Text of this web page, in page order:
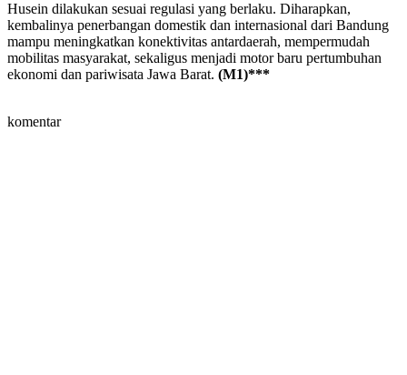
Husein dilakukan sesuai regulasi yang berlaku. Diharapkan,
kembalinya penerbangan domestik dan internasional dari Bandung
mampu meningkatkan konektivitas antardaerah, mempermudah
mobilitas masyarakat, sekaligus menjadi motor baru pertumbuhan
ekonomi dan pariwisata Jawa Barat. (M1)***
komentar